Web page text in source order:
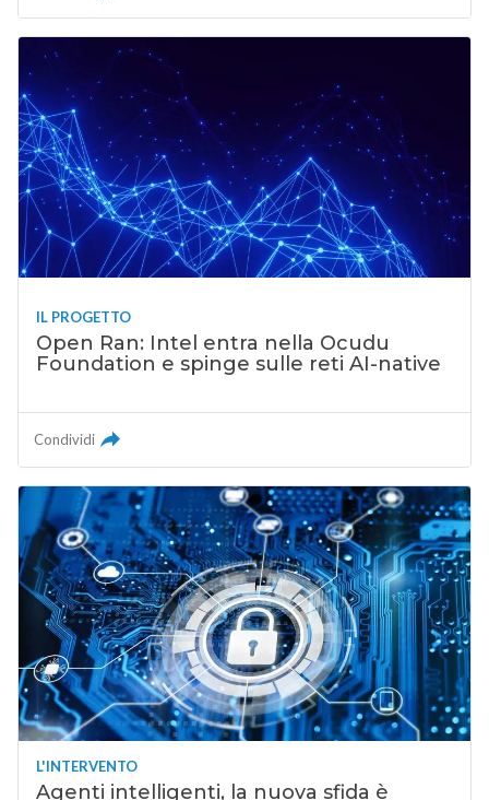
IL PROGETTO
Open Ran: Intel entra nella Ocudu
Foundation e spinge sulle reti AI-native
Condividi
L'INTERVENTO
Agenti intelligenti, la nuova sfida è